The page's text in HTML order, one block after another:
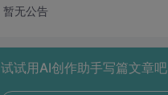
暂无公告
试试用AI创作助手写篇文章吧